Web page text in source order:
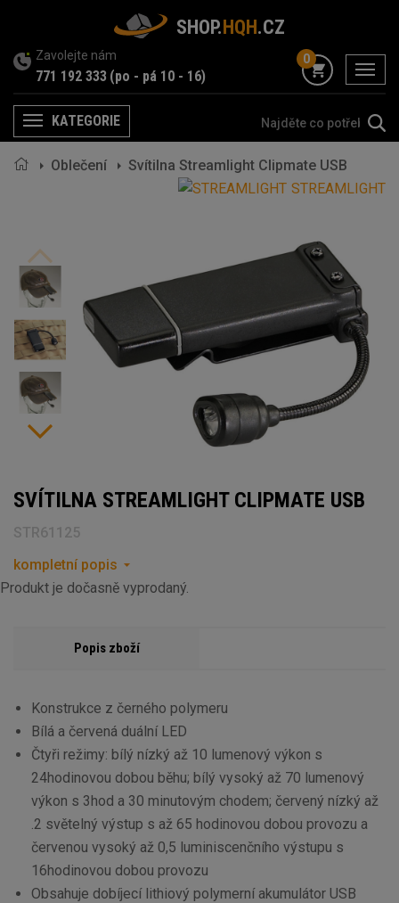
SHOP.HQH.CZ
Zavolejte nám
771 192 333 (po - pá 10 - 16) menu
0
MenuKATEGORIE
Oblečení
Svítilna Streamlight Clipmate USB
STREAMLIGHT
SVÍTILNA STREAMLIGHT CLIPMATE USB
STR61125
kompletní popis
Produkt je dočasně vyprodaný.
Popis zboží
Konstrukce z černého polymeru
Bílá a červená duální LED
Čtyři režimy: bílý nízký až 10 lumenový výkon s
24hodinovou dobou běhu; bílý vysoký až 70 lumenový
výkon s 3hod a 30 minutovým chodem; červený nízký až
.2 světelný výstup s až 65 hodinovou dobou provozu a
červenou vysoký až 0,5 luminiscenčního výstupu s
16hodinovou dobou provozu
Obsahuje dobíjecí lithiový polymerní akumulátor USB